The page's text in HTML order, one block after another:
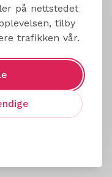
på nettstedet
tilby
trafikken vår.